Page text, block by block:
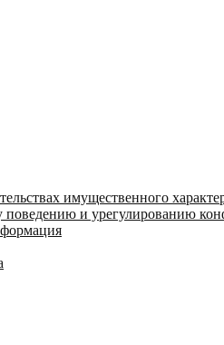
имущественного
и урегулированию